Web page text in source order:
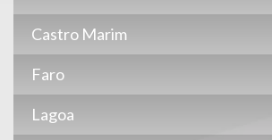
Castro Marim
Faro
Lagoa